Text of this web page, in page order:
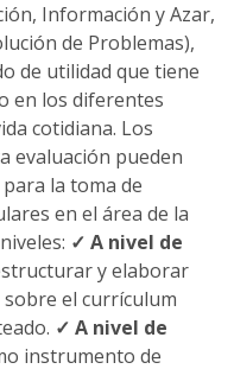
Información y Azar,
de Problemas),
de utilidad que tiene
en los diferentes
cotidiana. Los
evaluación pueden
la toma de
en el área de la
✓ A nivel de
y elaborar
el currículum
✓ A nivel de
instrumento de